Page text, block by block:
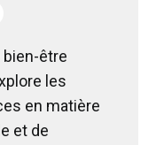
bien-être
les
en matière
et de